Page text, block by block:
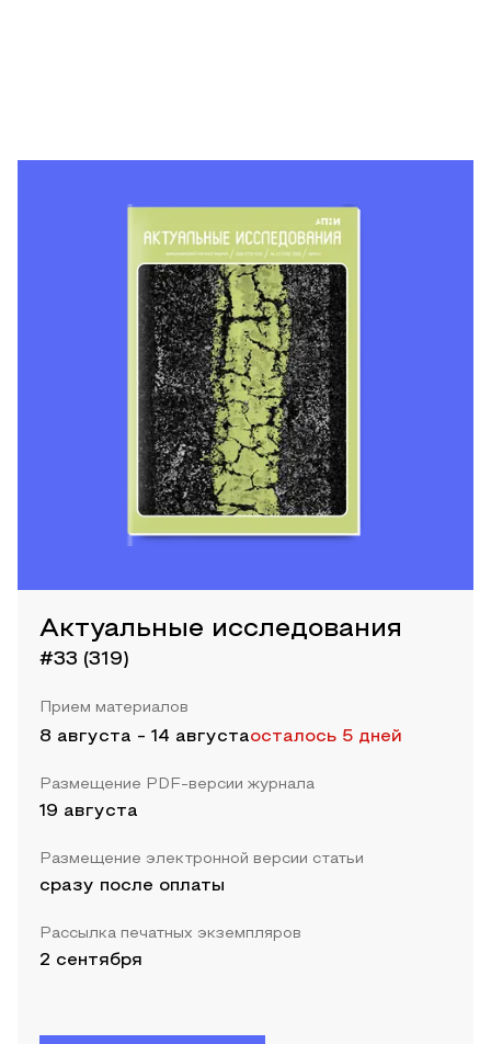
Актуальные исследования
#33 (319)
Прием материалов
8 августа - 14 августаосталось 5 дней
Размещение PDF-версии журнала
19 августа
Размещение электронной версии статьи
сразу после оплаты
Рассылка печатных экземпляров
2 сентября